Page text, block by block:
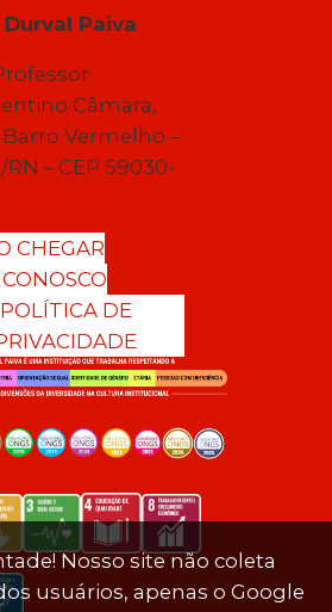
Durval Paiva
Câmara,
Barro Vermelho –
– CEP 59030-
CHEGAR
POLÍTICA DE
Nosso site não coleta
usuários, apenas o Google